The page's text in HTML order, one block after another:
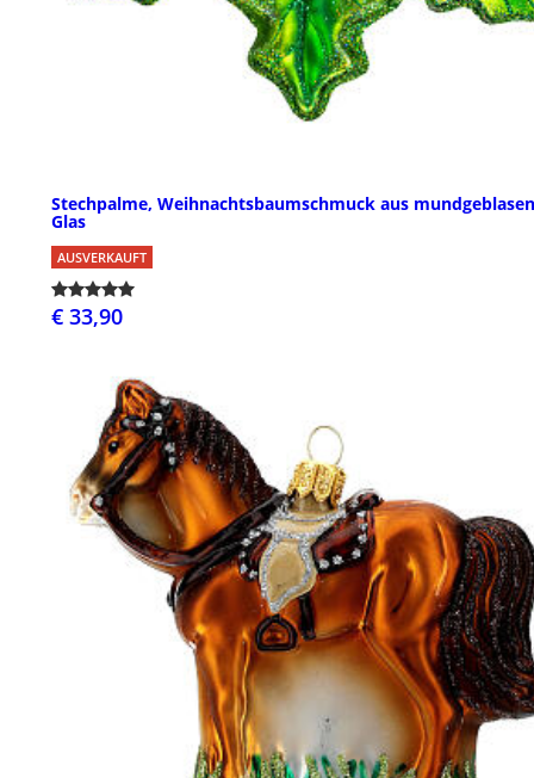
Stechpalme, Weihnachtsbaumschmuck aus
Glas
AUSVERKAUFT
€ 33,90